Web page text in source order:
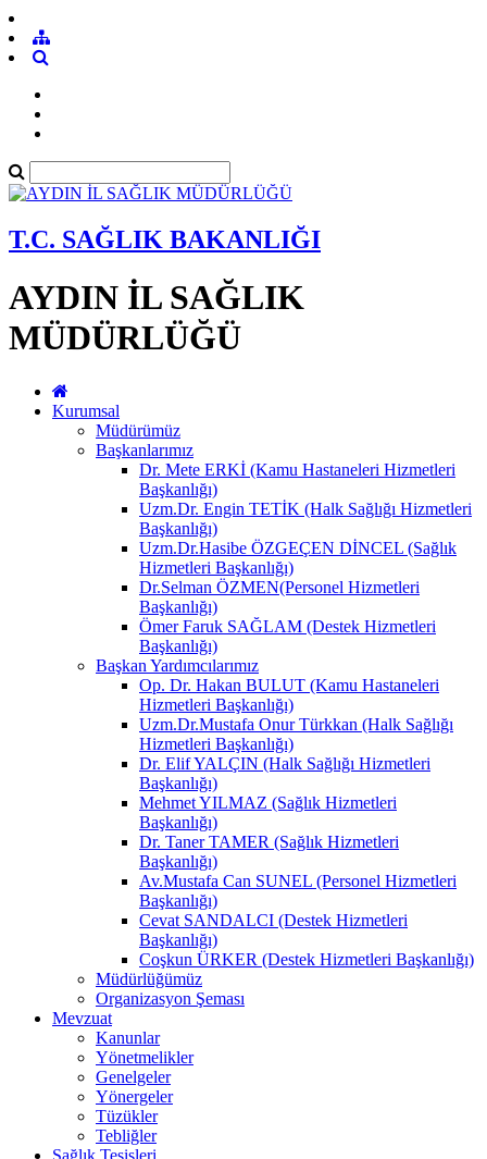
T.C. SAĞLIK BAKANLIĞI
AYDIN İL SAĞLIK
MÜDÜRLÜĞÜ
Kurumsal
Müdürümüz
Başkanlarımız
Dr. Mete ERKİ (Kamu Hastaneleri Hizmetleri
Başkanlığı)
Uzm.Dr. Engin TETİK (Halk Sağlığı Hizmetleri
Başkanlığı)
Uzm.Dr.Hasibe ÖZGEÇEN DİNCEL (Sağlık
Hizmetleri Başkanlığı)
Dr.Selman ÖZMEN(Personel Hizmetleri
Başkanlığı)
Ömer Faruk SAĞLAM (Destek Hizmetleri
Başkanlığı)
Başkan Yardımcılarımız
Op. Dr. Hakan BULUT (Kamu Hastaneleri
Hizmetleri Başkanlığı)
Uzm.Dr.Mustafa Onur Türkkan (Halk Sağlığı
Hizmetleri Başkanlığı)
Dr. Elif YALÇIN (Halk Sağlığı Hizmetleri
Başkanlığı)
Mehmet YILMAZ (Sağlık Hizmetleri
Başkanlığı)
Dr. Taner TAMER (Sağlık Hizmetleri
Başkanlığı)
Av.Mustafa Can SUNEL (Personel Hizmetleri
Başkanlığı)
Cevat SANDALCI (Destek Hizmetleri
Başkanlığı)
Coşkun ÜRKER (Destek Hizmetleri Başkanlığı)
Müdürlüğümüz
Organizasyon Şeması
Mevzuat
Kanunlar
Yönetmelikler
Genelgeler
Yönergeler
Tüzükler
Tebliğler
Sağlık Tesisleri